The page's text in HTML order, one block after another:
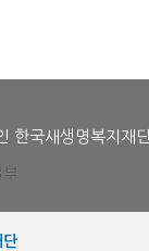
한국새생명복지재
단